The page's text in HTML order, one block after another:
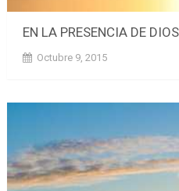
EN LA PRESENCIA DE DIOS
Octubre 9, 2015